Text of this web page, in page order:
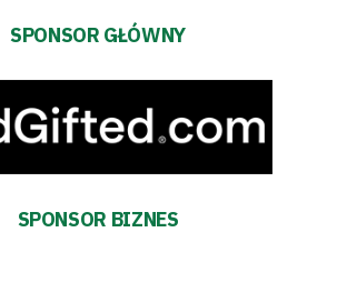
SPONSOR GŁÓWNY
SPONSOR BIZNES